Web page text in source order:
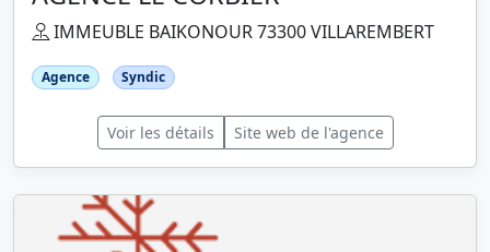
IMMEUBLE BAIKONOUR 73300 VILLAREMBERT
Agence Syndic
Voir les détails Site web de l'agence